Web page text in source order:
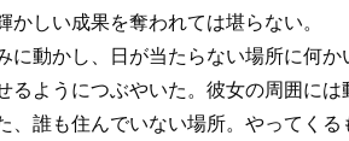
しい成果を奪われては堪らない。
に動かし、日が当たらない場所に何
ようにつぶやいた。彼女の周囲に
、誰も住んでいない場所。やってく